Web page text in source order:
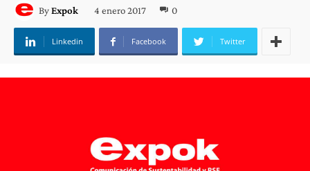
ByExpok 4 enero 2017 0
Linkedin Facebook Twitter